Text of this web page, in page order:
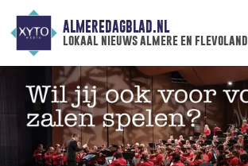
ALMEREDAGBLAD.NL
lokaal nieuws almere en flevoland